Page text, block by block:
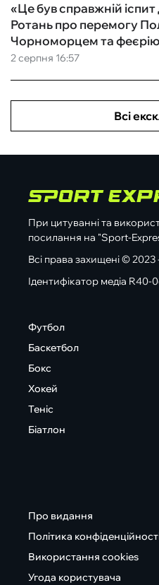
2 серпня 16:57
«Це був справжній
Ротань про перемогу
Чорноморцем та
Всі
При цитуванні та
посилання на "Sport-
Всі права захищені ©
Ідентифікатор медіа R40-
Футбол
Баскетбол
Бокс
Хокей
Теніс
Біатлон
Про видання
Політика
Використання cookies
Угода користувача